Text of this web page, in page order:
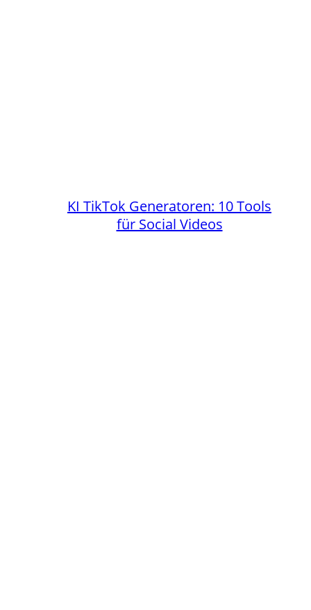
KI TikTok Generatoren: 10 Tools
für Social Videos